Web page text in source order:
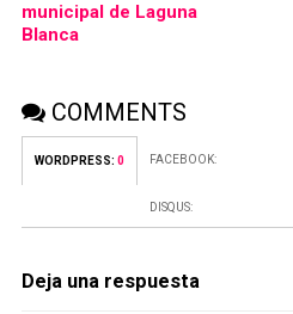
municipal de Laguna
Blanca
COMMENTS
WORDPRESS: 0 FACEBOOK:
DISQUS:
Deja una respuesta